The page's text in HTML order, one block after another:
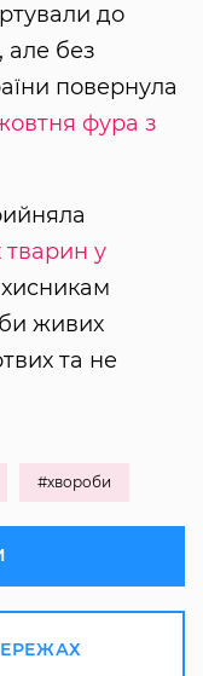
до
але без
повернула
фура з
тварин у
живих
та не
#хвороби